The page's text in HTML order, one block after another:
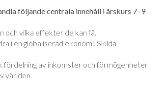
följande centrala innehåll i årskurs 7–9
och vilka effekter de kan få.
i en globaliserad ekonomi. Skil­da
fördelning av inkomster och för­mögenheter
världen.